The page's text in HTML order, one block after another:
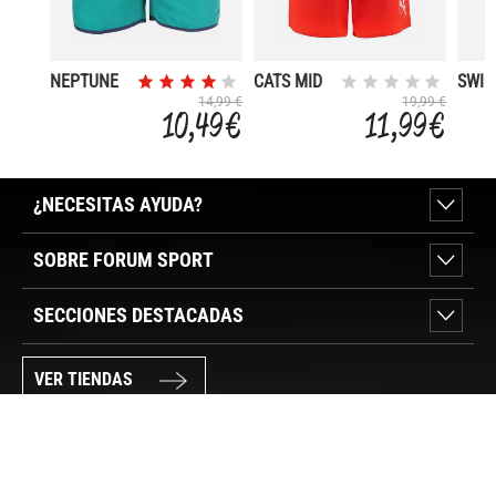
NEPTUNE
14,99 €
10,49 €
CATS MID
19,99 €
11,99 €
¿NECESITAS AYUDA?
SOBRE FORUM SPORT
SECCIONES DESTACADAS
VER TIENDAS